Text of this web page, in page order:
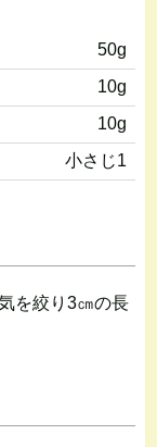
50g
10g
10g
小さじ1
を絞り3㎝の長